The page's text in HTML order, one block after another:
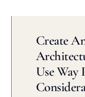
Create
Use Way